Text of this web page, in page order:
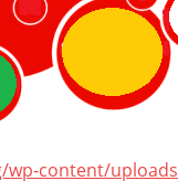
content/